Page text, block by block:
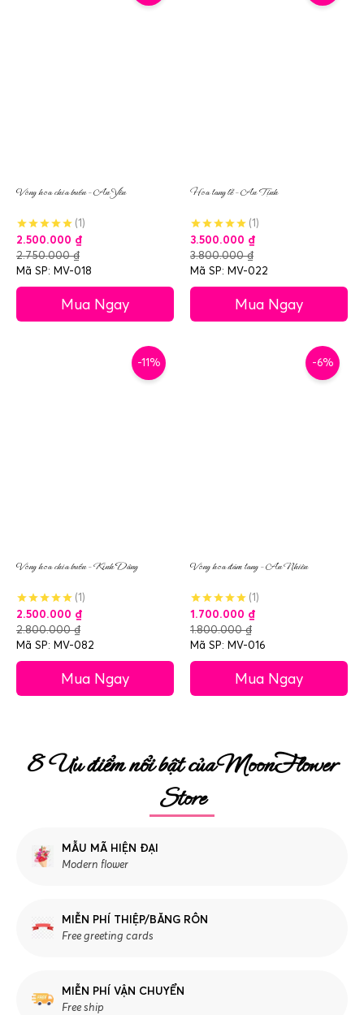
Vòng hoa chia buồn – An Yên
(1)
2.500.000 ₫
2.750.000₫
Mã SP: MV-018
Mua Ngay
Hoa tang lễ – An Tịnh
(1)
3.500.000 ₫
3.800.000₫
Mã SP: MV-022
Mua Ngay
-11%
Vòng hoa chia buồn – Kính Dâng
(1)
2.500.000 ₫
2.800.000₫
Mã SP: MV-082
Mua Ngay
-6%
Vòng hoa đám tang – An Nhiên
(1)
1.700.000 ₫
1.800.000₫
Mã SP: MV-016
Mua Ngay
8 Ưu điểm nổi bật của MoonFlower
Store
MẪU MÃ HIỆN ĐẠI
Modern flower
MIỄN PHÍ THIỆP/BĂNG RÔN
Free greeting cards
MIỄN PHÍ VẬN CHUYỂN
Free ship